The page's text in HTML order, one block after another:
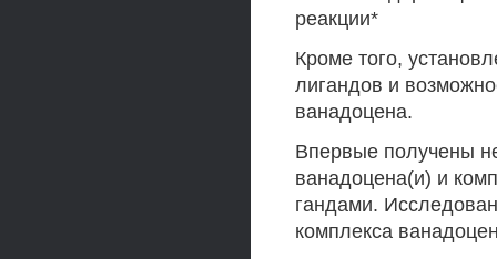
реакции*
Кроме того,
лигандов и
ванадоцена.
Впервые получены
ванадоцена(и) и
гандами.
комплекса